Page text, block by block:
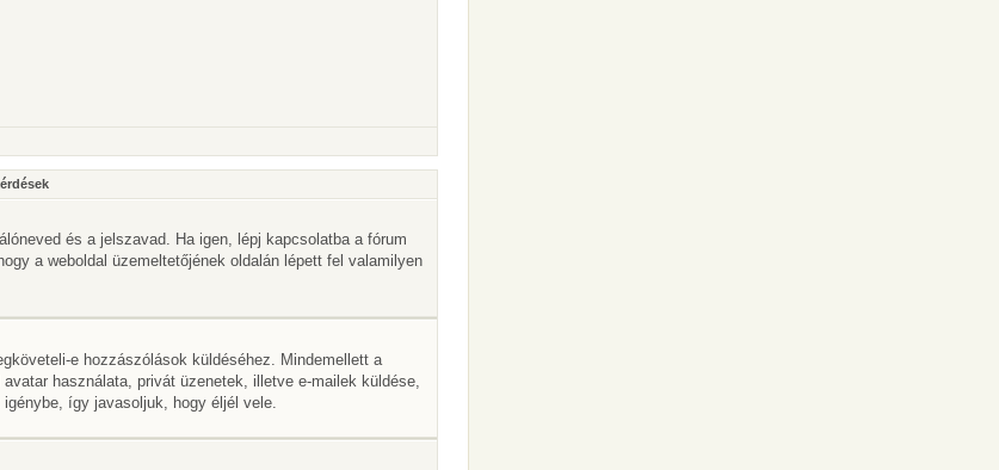
és a jelszavad. Ha igen, lépj kapcsolatba a fórum
a weboldal üzemeltetőjének oldalán lépett fel valamilyen
e hozzászólások küldéséhez. Mindemellett a
használata, privát üzenetek, illetve e-mailek küldése,
így javasoljuk, hogy éljél vele.